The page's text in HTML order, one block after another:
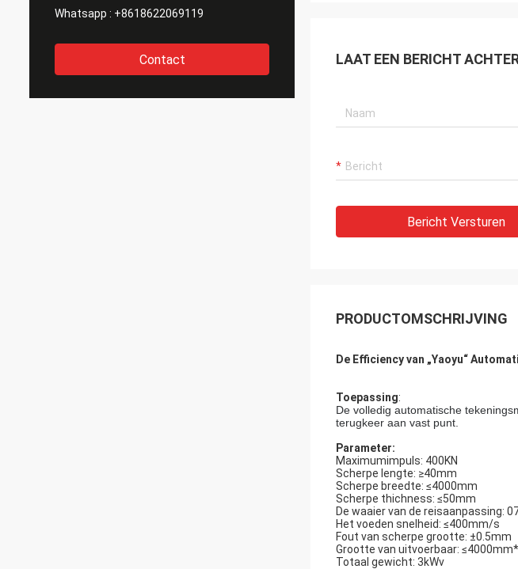
Whatsapp : +8618622069119
Contact LAAT EEN BERICHT
Bericht Versturen
PRODUCTOMSCHRIJVING
De Efficiency van „Yaoyu“
Toepassing:
De volledig automatische
terugkeer aan vast punt.
Parameter:
Maximumimpuls: 400KN
Scherpe lengte: ≥40mm
Scherpe breedte: ≤4000mm
Scherpe thichness: ≤50mm
De waaier van de reisaanpassing:
Het voeden snelheid: ≤400mm/s
Fout van scherpe grootte: ±0.5mm
Grootte van uitvoerbaar:
Totaal gewicht: 3kWv